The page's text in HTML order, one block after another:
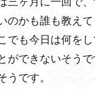
のかも誰も教え
でも今日は何を
ができないそう
うです。